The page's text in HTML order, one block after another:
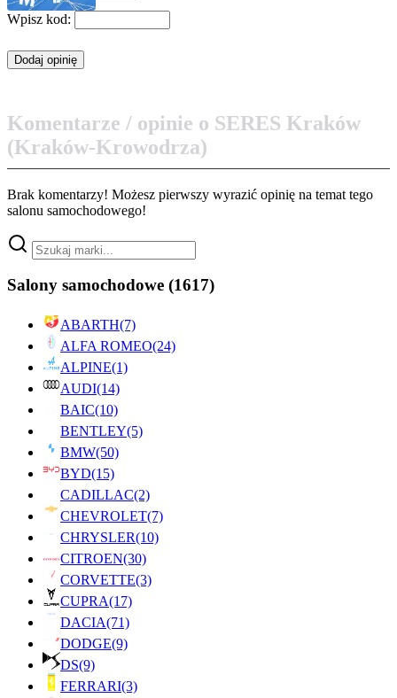
Wpisz kod:
Komentarze / opinie o SERES Kraków
(Kraków-Krowodrza)
Brak komentarzy! Możesz pierwszy wyrazić opinię na temat tego
salonu samochodowego!
Salony samochodowe (1617)
ABARTH(7)
ALFA ROMEO(24)
ALPINE(1)
AUDI(14)
BAIC(10)
BENTLEY(5)
BMW(50)
BYD(15)
CADILLAC(2)
CHEVROLET(7)
CHRYSLER(10)
CITROEN(30)
CORVETTE(3)
CUPRA(17)
DACIA(71)
DODGE(9)
DS(9)
FERRARI(3)